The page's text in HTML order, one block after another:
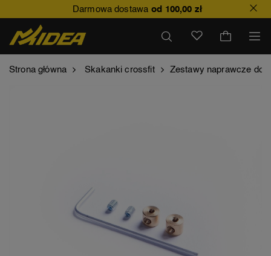
Darmowa dostawa od 100,00 zł
Strona główna Skakanki crossfit Zestawy naprawcze do